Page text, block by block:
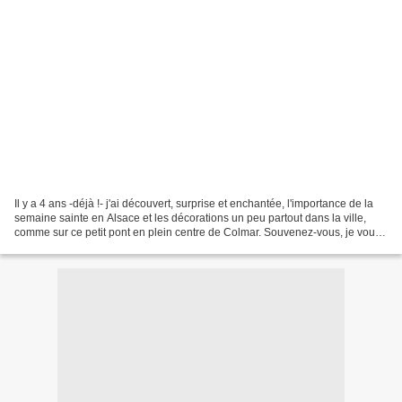
Il y a 4 ans -déjà !- j'ai découvert, surprise et enchantée, l'importance de la
semaine sainte en Alsace et les décorations un peu partout dans la ville,
comme sur ce petit pont en plein centre de Colmar. Souvenez-vous, je vous